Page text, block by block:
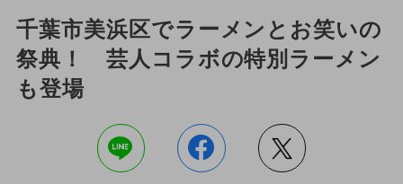
千葉市美浜区でラーメンとお笑いの
祭典！ 芸人コラボの特別ラーメン
も登場